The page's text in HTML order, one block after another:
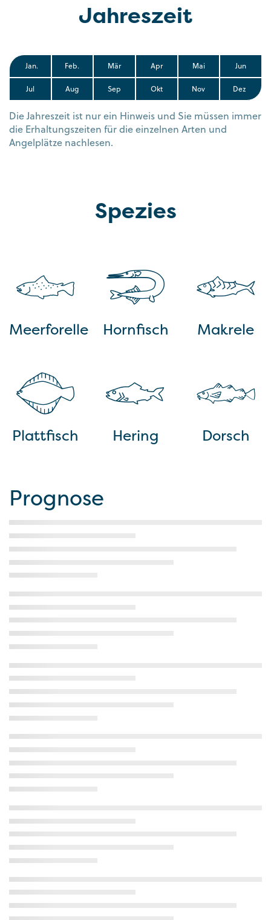
Jahreszeit
Jan. Feb. Mär Apr Mai Jun
Jul Aug Sep Okt Nov Dez
Die Jahreszeit ist nur ein Hinweis und Sie müssen immer
die Erhaltungszeiten für die einzelnen Arten und
Angelplätze nachlesen.
Spezies
Meerforelle Hornfisch Makrele
Plattfisch Hering Dorsch
Prognose